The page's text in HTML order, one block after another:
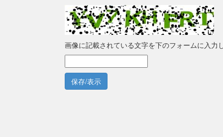
画像に記載されている文字を下のフォームに入力
保存/表示